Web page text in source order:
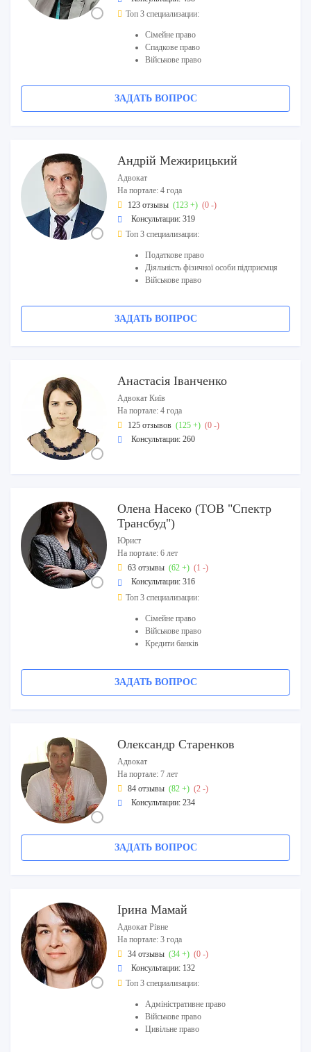
Топ 3 специализации:
Сімейне право
Спадкове право
Військове право
ЗАДАТЬ ВОПРОС
Андрій Межирицький
Адвокат
На портале: 4 года
123 отзывы (123 +) (0 -)
Консультации: 319
Топ 3 специализации:
Податкове право
Діяльність фізичної особи підприємця
Військове право
ЗАДАТЬ ВОПРОС
Анастасія Іванченко
Адвокат Київ
На портале: 4 года
125 отзывов (125 +) (0 -)
Консультации: 260
Олена Насеко (ТОВ "Спектр
Трансбуд")
Юрист
На портале: 6 лет
63 отзывы (62 +) (1 -)
Консультации: 316
Топ 3 специализации:
Сімейне право
Військове право
Кредити банків
ЗАДАТЬ ВОПРОС
Олександр Старенков
Адвокат
На портале: 7 лет
84 отзывы (82 +) (2 -)
Консультации: 234
ЗАДАТЬ ВОПРОС
Ірина Мамай
Адвокат Рівне
На портале: 3 года
34 отзывы (34 +) (0 -)
Консультации: 132
Топ 3 специализации:
Адміністративне право
Військове право
Цивільне право